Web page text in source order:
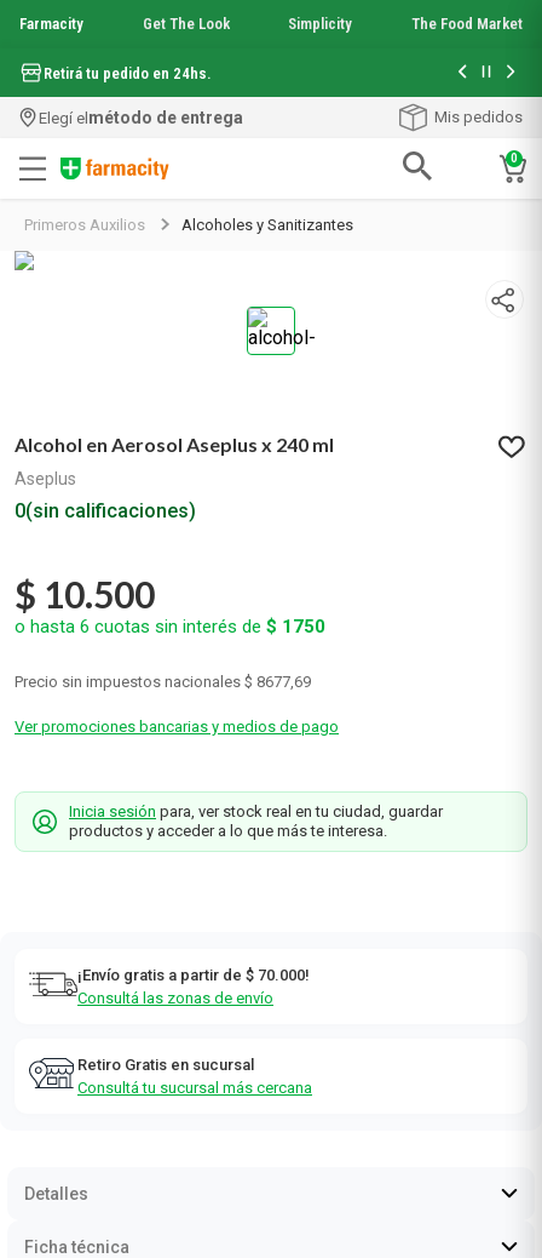
Farmacity Get The Look Simplicity The Food Market
Retirá tu pedido en 24hs. Hasta 6
Elegí elmétodo de entrega Mis pedidos
0
Primeros Auxilios Alcoholes y Sanitizantes
Alcohol en Aerosol Aseplus x 240 ml
Aseplus
0(sin calificaciones)
$ 10.500
o hasta 6 cuotas sin interés de $ 1750
Precio sin impuestos nacionales $ 8677,69
Ver promociones bancarias y medios de pago
Inicia sesión para, ver stock real en tu ciudad, guardar
productos y acceder a lo que más te interesa.
¡Envío gratis a partir de $ 70.000!
Consultá las zonas de envío
Retiro Gratis en sucursal
Consultá tu sucursal más cercana
Detalles
Ficha técnica
2.
8. protector solar
9.serum elvive
10
nyx